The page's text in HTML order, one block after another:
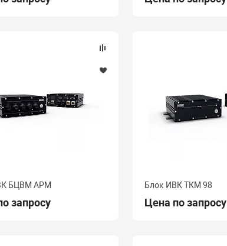
БЦВМ АРМ
запросу
Блок ИВК ТКМ 98
Цена по запросу